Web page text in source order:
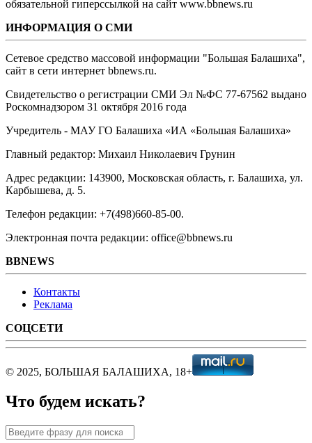
обязательной гиперссылкой на сайт www.bbnews.ru
ИНФОРМАЦИЯ О СМИ
Сетевое средство массовой информации "Большая Балашиха",
сайт в сети интернет bbnews.ru.
Свидетельство о регистрации СМИ Эл №ФС ‎77-67562 выдано
Роскомнадзором 31 октября 2016 года
Учредитель - МАУ ГО Балашиха «ИА «Большая Балашиха»
Главный редактор: Михаил Николаевич Грунин
Адрес редакции: 143900, Московская область, г. Балашиха, ул.
Карбышева, д. 5.
Телефон редакции: +7(498)660-85-00.
Электронная почта редакции: office@bbnews.ru
BBNEWS
Контакты
Реклама
СОЦСЕТИ
© 2025, БОЛЬШАЯ БАЛАШИХА, 18+
Что будем искать?